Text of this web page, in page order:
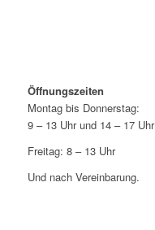
Öffnungszeiten
Montag bis Donnerstag:
9 – 13 Uhr und 14 – 17 Uhr
Freitag: 8 – 13 Uhr
Und nach Vereinbarung.